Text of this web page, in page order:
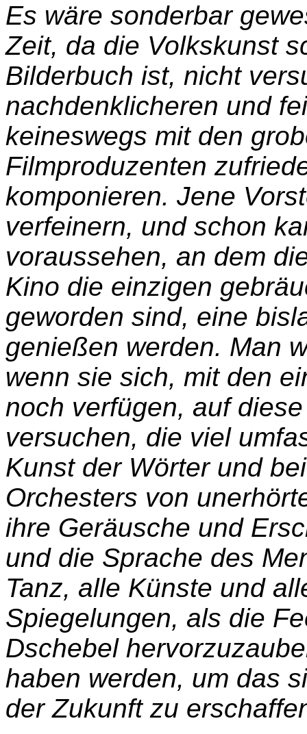
Es wäre sonderbar
Zeit, da die Volkskunst
Bilderbuch ist, nicht
nachdenklicheren und
keineswegs mit den
Filmproduzenten
komponieren. Jene
verfeinern, und schon
voraussehen, an dem
Kino die einzigen
geworden sind, eine
genießen werden. Man
wenn sie sich, mit den
noch verfügen, auf
versuchen, die viel
Kunst der Wörter und
Orchesters von
ihre Geräusche und
und die Sprache des
Tanz, alle Künste und
Spiegelungen, als die
Dschebel
haben werden, um das
der Zukunft zu